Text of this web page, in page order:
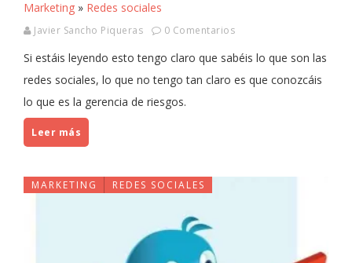
Marketing » Redes sociales
Javier Sancho Piqueras 0 Comentarios
Si estáis leyendo esto tengo claro que sabéis lo que son las
redes sociales, lo que no tengo tan claro es que conozcáis
lo que es la gerencia de riesgos.
Leer más
MARKETING REDES SOCIALES